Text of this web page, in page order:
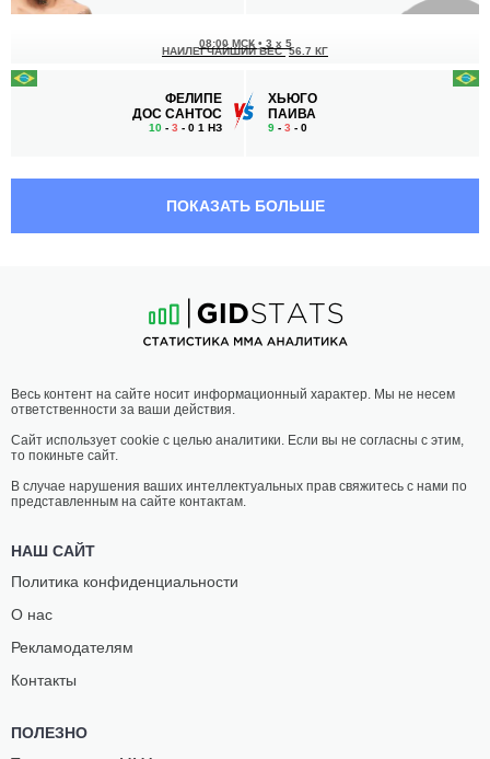
ФЕЛИПЕ
ДОС САНТОС
10 - 3 - 0 1 НЗ
08:00 МСК • 3 x 5
НАИЛЕГЧАЙШИЙ ВЕС 56.7 КГ
ХЬЮГО
ПАИВА
9 - 3 - 0
АДРЕАНИ
11- 3- 0 1 НЗ
07:00 МСК•
НАИЛЕГЧАЙШИЙ ВЕС 56.7 КГ
ТЕЙШЕРА
ПОКАЗАТЬ БОЛЬШЕ
Весь контент на сайте носит информационный характер. Мы не несем
ответственности за ваши действия.
Сайт использует cookie с целью аналитики. Если вы не согласны с этим,
то покиньте сайт.
В случае нарушения ваших интеллектуальных прав свяжитесь с нами по
представленным на сайте контактам.
НАШ САЙТ
Политика конфиденциальности
О нас
Рекламодателям
Контакты
ПОЛЕЗНО